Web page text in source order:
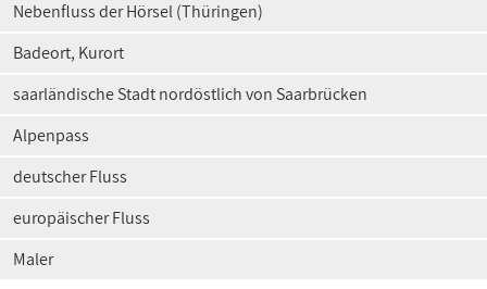
Nebenfluss der Hörsel (Thüringen)
Badeort, Kurort
saarländische Stadt nordöstlich von Saarbrücken
Alpenpass
deutscher Fluss
europäischer Fluss
Maler